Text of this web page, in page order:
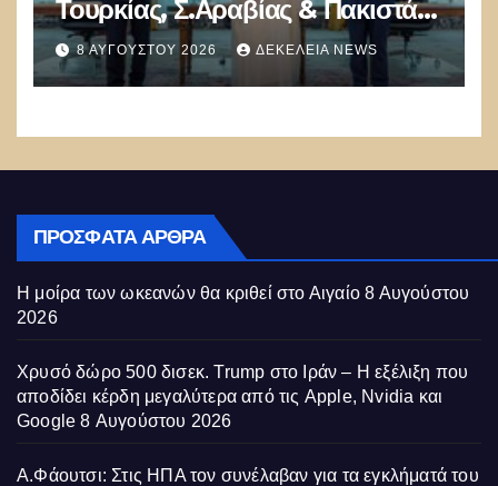
Τουρκίας, Σ.Αραβίας & Πακιστάν
θα πολεμήσουν Ριάντ και
Ισλαμαμπάντ κατά της Ελλάδας!
8 ΑΥΓΟΎΣΤΟΥ 2026 ΔΕΚΈΛΕΙΑ NEWS
ΠΡΌΣΦΑΤΑ ΆΡΘΡΑ
Η μοίρα των ωκεανών θα κριθεί στο Αιγαίο 8 Αυγούστου
2026
Χρυσό δώρο 500 δισεκ. Trump στο Ιράν – Η εξέλιξη που
αποδίδει κέρδη μεγαλύτερα από τις Apple, Nvidia και
Google 8 Αυγούστου 2026
Α.Φάουτσι: Στις ΗΠΑ τον συνέλαβαν για τα εγκλήματά του